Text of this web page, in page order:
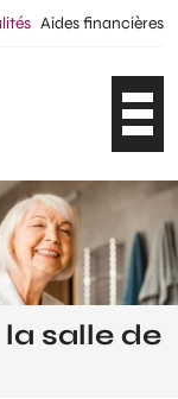
Aides financières
salle de